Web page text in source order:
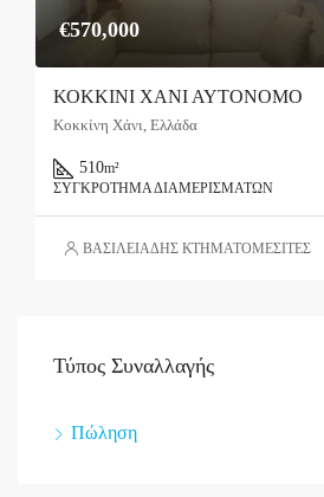
€570,000
ΚΟΚΚΙΝΙ ΧΑΝΙ ΑΥΤΟΝΟΜΟ
Κοκκίνη Χάνι, Ελλάδα
510m²
ΣΥΓΚΡΌΤΗΜΑ ΔΙΑΜΕΡΙΣΜΆΤΩΝ
ΒΑΣΙΛΕΙΑΔΗΣ ΚΤΗΜΑΤΟΜΕΣΙΤΕΣ
Τύπος Συναλλαγής
Πώληση